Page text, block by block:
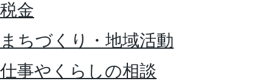
税金
まちづくり・地域活動
仕事やくらしの相談